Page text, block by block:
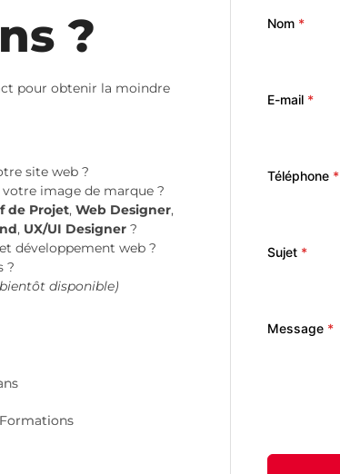
?
pour obtenir la moindre
site web ?
image de marque ?
de Projet, Web Designer,
, UX/UI Designer ?
développement web ?
?
disponible)
Nom *
E-mail *
Téléphone *
Sujet *
Message *